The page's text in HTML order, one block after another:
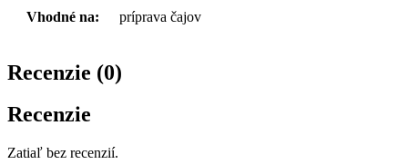
Vhodné na: príprava čajov
Recenzie (0)
Recenzie
Zatiaľ bez recenzií.